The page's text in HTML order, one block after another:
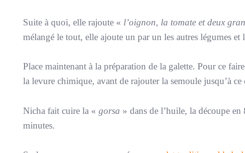
Suite à quoi, elle rajoute « l’oignon, la tomate et deux
mélangé le tout, elle ajoute un par un les autres légumes
Place maintenant à la préparation de la galette. Pour ce
la levure chimique, avant de rajouter la semoule jusqu’à
Nicha fait cuire la « gorsa » dans de l’huile, la découpe
minutes.